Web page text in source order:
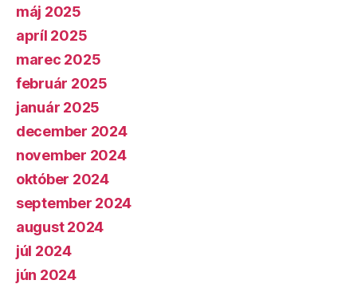
máj 2025
apríl 2025
marec 2025
február 2025
január 2025
december 2024
november 2024
október 2024
september 2024
august 2024
júl 2024
jún 2024